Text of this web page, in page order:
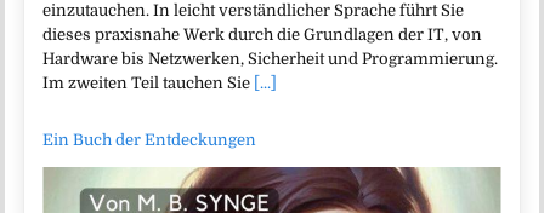
einzutauchen. In leicht verständlicher Sprache führt Sie
dieses praxisnahe Werk durch die Grundlagen der IT, von
Hardware bis Netzwerken, Sicherheit und Programmierung.
Im zweiten Teil tauchen Sie [...]
Ein Buch der Entdeckungen